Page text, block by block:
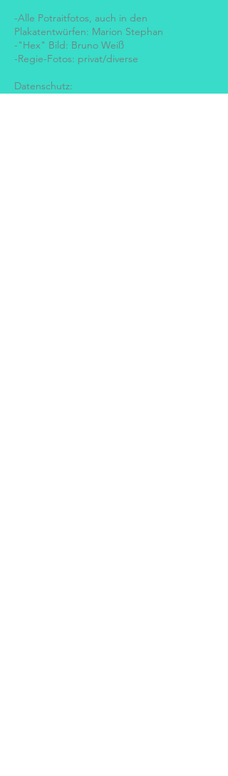
-Alle Potraitfotos, auch in den
Plakatentwürfen: Marion Stephan
-"Hex" Bild: Bruno Weiß
-Regie-Fotos: privat/diverse
Datenschutz: